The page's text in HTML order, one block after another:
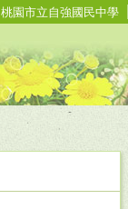
桃園市立自強國民中學